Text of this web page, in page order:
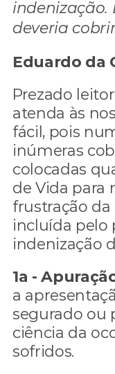
indenização.
deveria
Eduardo da
Prezado
atenda às
fácil, pois
inúmeras
colocadas
de Vida para
frustração
incluída pelo
indenização
1a -
a
segurado ou
ciência da
sofridos.